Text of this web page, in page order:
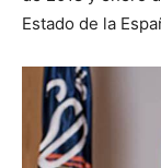
Estado de la